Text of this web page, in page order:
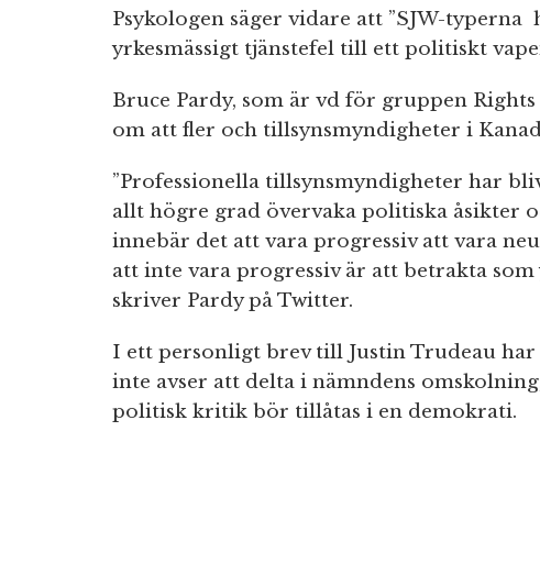
Psykologen säger vidare att ”SJW-
yrkesmässigt tjänstefel till ett politiskt
Bruce Pardy, som är vd för gruppen
om att fler och tillsynsmyndigheter i
”Professionella tillsynsmyndigheter har
allt högre grad övervaka politiska åsikter
innebär det att vara progressiv att vara
att inte vara progressiv är att betrakta som
skriver Pardy på Twitter.
I ett personligt brev till Justin Trudeau
inte avser att delta i nämndens
politisk kritik bör tillåtas i en demokrati.